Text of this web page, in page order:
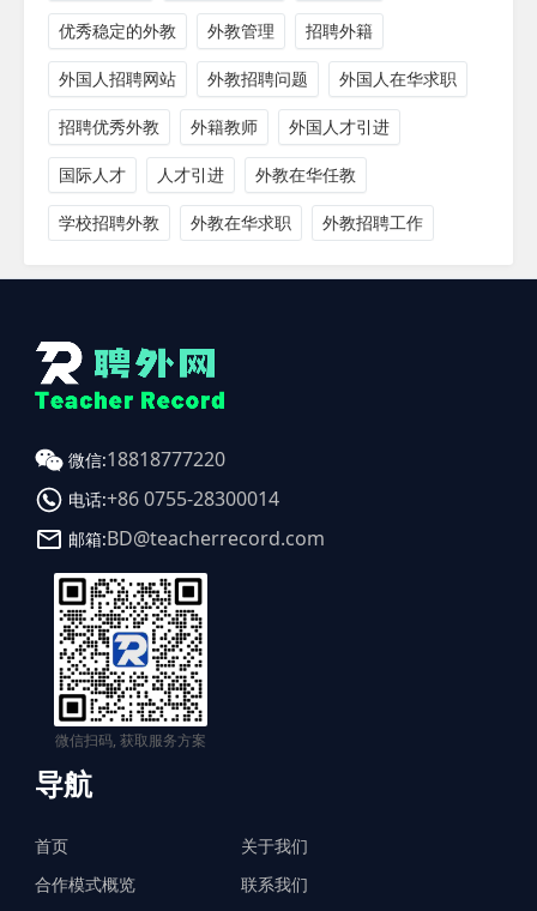
优秀稳定的外教 外教管理 招聘外籍
外国人招聘网站 外教招聘问题 外国人在华求职
招聘优秀外教 外籍教师 外国人才引进
国际人才 人才引进 外教在华任教
学校招聘外教 外教在华求职 外教招聘工作
微信:18818777220
电话:+86 0755-28300014
邮箱:BD@teacherrecord.com
微信扫码, 获取服务方案
导航
首页
合作模式概览
关于我们
联系我们